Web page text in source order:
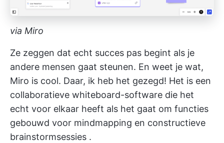
via Miro
Ze zeggen dat echt succes pas begint als je
andere mensen gaat steunen. En weet je wat,
Miro is cool. Daar, ik heb het gezegd! Het is een
collaboratieve whiteboard-software die het
echt voor elkaar heeft als het gaat om functies
gebouwd voor mindmapping en constructieve
brainstormsessies .